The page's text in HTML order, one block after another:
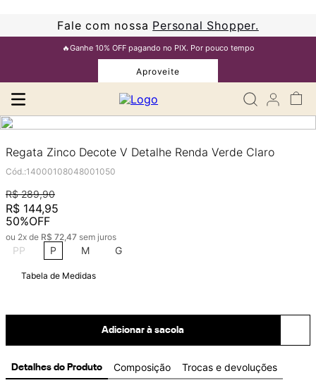
Fale com nossa Personal Shopper.
🔥Ganhe 10% OFF pagando no PIX. Por pouco tempo
Aproveite
Regata Zinco Decote V Detalhe Renda Verde Claro
Cód.:14000108048001050
R$ 289,90
R$ 144,95
50%OFF
ou 2x de R$ 72,47 sem juros
PP P M G
Tabela de Medidas
Adicionar à sacola
Detalhes do Produto Composição Trocas e devoluções